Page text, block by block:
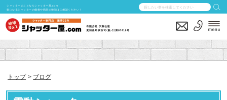
シャッターのことならシャッター屋.com
気になるシャッターの価格や商品の種類はご相談ください！
トップ ブログ